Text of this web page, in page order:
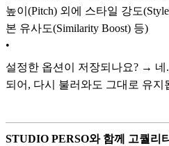
높이(Pitch) 외에 스타일 강도(Style
본 유사도(Similarity Boost) 등)
•
설정한 옵션이 저장되나요? →
되어, 다시 불러와도 그대로 유지
STUDIO PERSO와 함께 고퀄리